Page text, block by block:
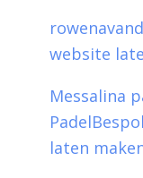
website
Messalina
laten